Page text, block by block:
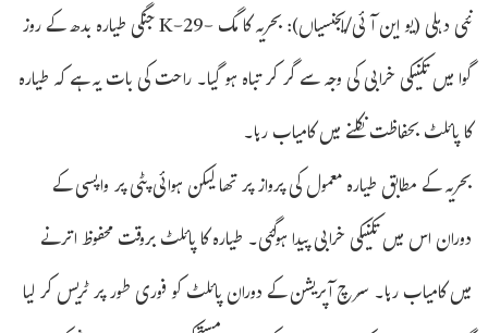
نئی دہلی (یو این آئی/ایجنسیاں): بحریہ کا مگ -29-K جنگی طیارہ بدھ کے روز
گوا میں تکنیکی خرابی کی وجہ سے گر کر تباہ ہو گیا۔ راحت کی بات یہ ہے کہ طیارہ
کا پائلٹ بحفاظت نکلنے میں کامیاب رہا۔
بحریہ کے مطابق طیارہ معمول کی پرواز پر تھا لیکن ہوائی پٹی پر واپسی کے
دوران اس میں تکنیکی خرابی پیدا ہوگئی۔ طیارہ کا پائلٹ بروقت محفوظ اترنے
میں کامیاب رہا۔ سرچ آپریشن کے دوران پائلٹ کو فوری طور پر ٹریس کر لیا